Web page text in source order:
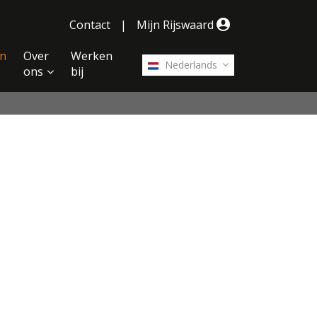
Contact
| Mijn Rijswaard
Nederlands
Over
ons
Werken
bij